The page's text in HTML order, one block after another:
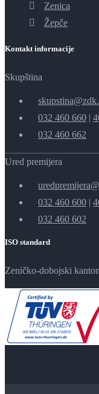
Zenica
Žepče
Kontakt informacije
Skupština
032 460 660 |
032 460 662
Ured premijera
032 460 600 |
032 460 602
ISO standard
Zeničko-dobojski